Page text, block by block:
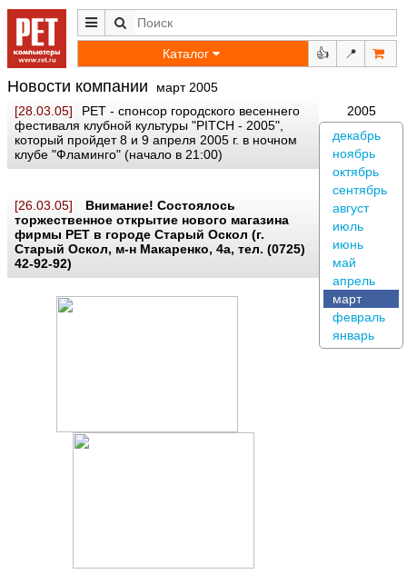
Каталог 👍 📍
Новости компании
март 2005
[28.03.05]
РЕТ - спонсор городского весеннего
фестиваля клубной культуры "PITCH - 2005",
который пройдет 8 и 9 апреля 2005 г. в ночном
клубе "Фламинго" (начало в 21:00)
[26.03.05]
Внимание! Состоялось
торжественное открытие нового магазина
фирмы РЕТ в городе Старый Оскол (г.
Старый Оскол, м-н Макаренко, 4а, тел. (0725)
42-92-92)
2005
декабрь
ноябрь
октябрь
сентябрь
август
июль
июнь
май
апрель
март
февраль
январь